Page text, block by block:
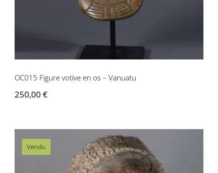
OC015 Figure votive en os – Vanuatu
250,00 €
Vendu